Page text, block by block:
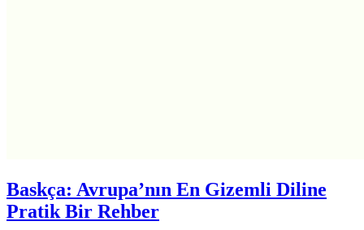
Baskça: Avrupa’nın En Gizemli Diline
Pratik Bir Rehber